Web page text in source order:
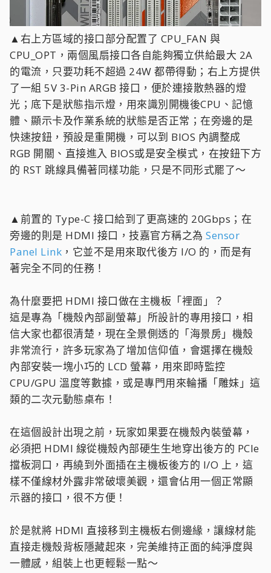
▲右上方區域的接口部分配置了 CPU_FAN 與
CPU_OPT，兩個風扇接口各自能夠獨立供給最大 2A
的電流，只要功耗不超過 24W 都帶得動；右上方提供
了一組 5V 3-Pin ARGB 接口，便於連接散熱器的燈
體、顯示卡及作業系統的狀態是否正常；在旁邊的是
快速按鈕，預設是重開機，可以到 BIOS 內調整成
RGB 開關、直接進入 BIOS或是安全模式，在按鈕下方
的 RST 跳線具備著同樣功能，只是不同形式罷了～